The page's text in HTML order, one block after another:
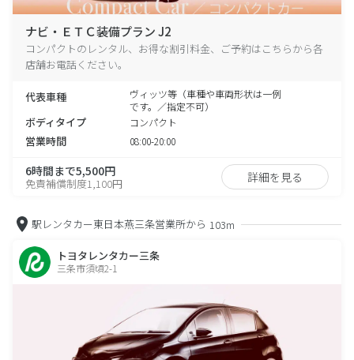
ナビ・ＥＴＣ装備プラン J2
コンパクトのレンタル、お得な割引料金、ご予約はこちらから各
店舗お電話ください。
代表車種
ヴィッツ等（車種や車両形状は一例
です。／指定不可）
ボディタイプ コンパクト
営業時間 08:00-20:00
6時間まで5,500円
免責補償制度1,100円 詳細を見る
駅レンタカー東日本燕三条営業所から 103m
トヨタレンタカー三条
三条市須頃2-1